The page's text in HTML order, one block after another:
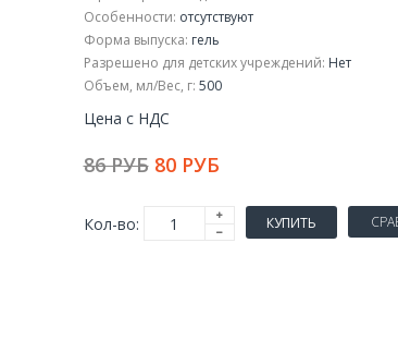
Особенности: отсутствуют
Форма выпуска: гель
Разрешено для детских учреждений: Нет
Объем, мл/Вес, г: 500
Цена с НДС
86 РУБ 80 РУБ
Кол-во: КУПИТЬ